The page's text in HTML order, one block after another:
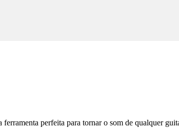
ferramenta perfeita para tornar o som de qualquer